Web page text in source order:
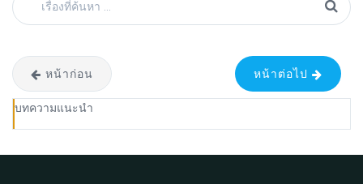
หน้าก่อน หน้าต่อไป
บทความแนะนำ